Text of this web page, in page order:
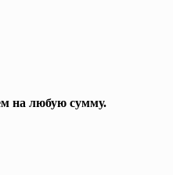
на любую сумму.